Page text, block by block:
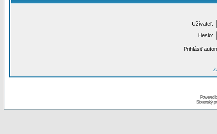
Užívateľ:
Heslo:
Prihlásiť
Powered
Slovenský